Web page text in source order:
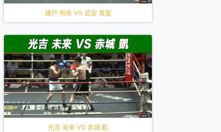
諸戸 明来 VS 武安 真聖
光吉 未来 VS 赤城 凱